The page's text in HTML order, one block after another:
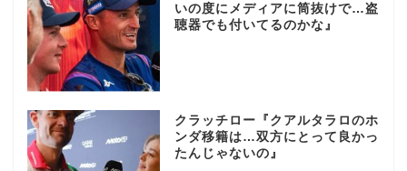
いの度にメディアに筒抜けで…盗
聴器でも付いてるのかな』
クラッチロー『クアルタラロのホ
ンダ移籍は…双方にとって良かっ
たんじゃないの』